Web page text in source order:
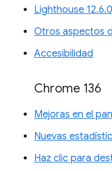
Lighthouse 12.6.0
Otros aspectos
Accesibilidad
Chrome 136
Mejoras en el
Nuevas
Haz clic para